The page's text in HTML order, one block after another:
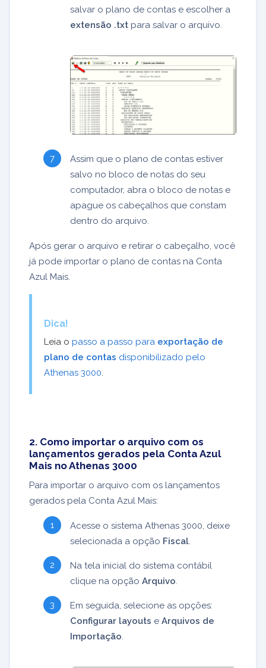
salvar o plano de contas e escolher a
extensão .txt para salvar o arquivo.
Assim que o plano de contas estiver
salvo no bloco de notas do seu
computador, abra o bloco de notas e
apague os cabeçalhos que constam
dentro do arquivo.
Após gerar o arquivo e retirar o cabeçalho, você
já pode importar o plano de contas na Conta
Azul Mais.
Dica!
Leia o passo a passo para exportação de
plano de contas disponibilizado pelo
Athenas 3000.
2. Como importar o arquivo com os
lançamentos gerados pela Conta Azul
Mais no Athenas 3000
Para importar o arquivo com os lançamentos
gerados pela Conta Azul Mais:
Acesse o sistema Athenas 3000, deixe
selecionada a opção Fiscal.
Na tela inicial do sistema contábil
clique na opção Arquivo.
Em seguida, selecione as opções:
Configurar layouts e Arquivos de
Importação.